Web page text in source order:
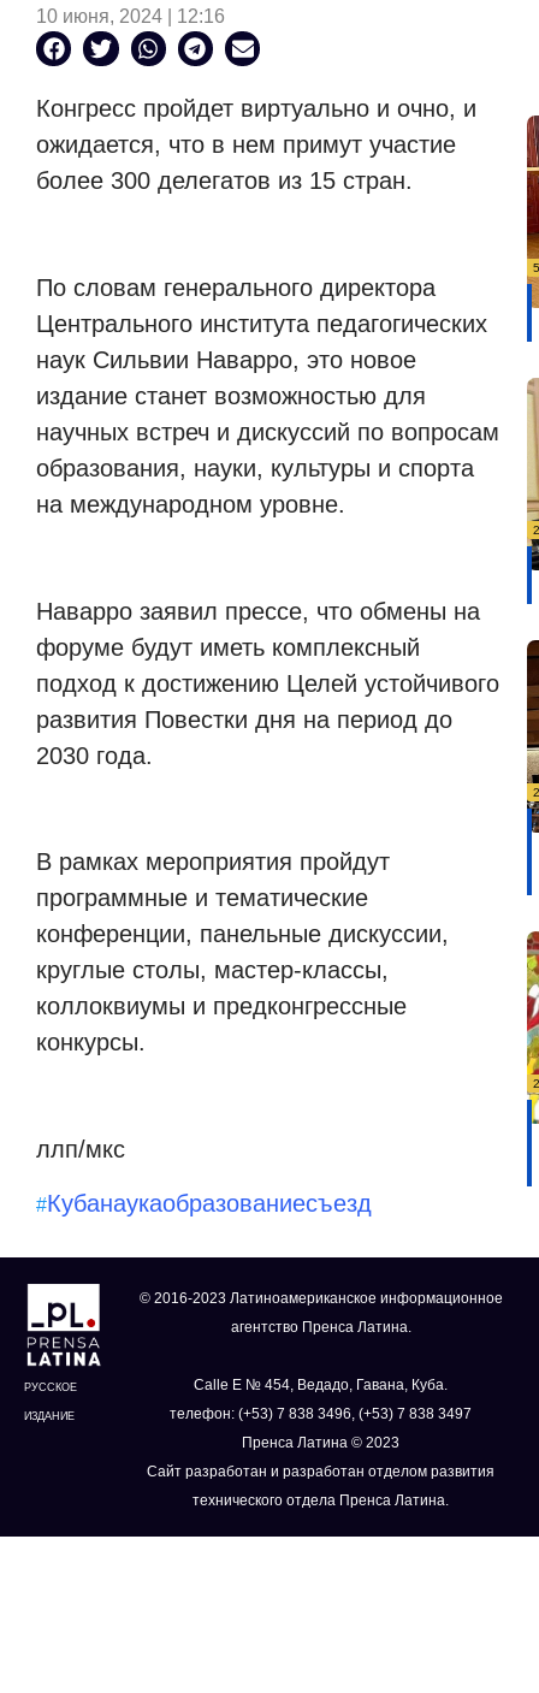
10 июня, 2024 | 12:16
Конгресс пройдет виртуально и очно, и
ожидается, что в нем примут участие
более 300 делегатов из 15 стран.
По словам генерального директора
Центрального института педагогических
наук Сильвии Наварро, это новое
издание станет возможностью для
научных встреч и дискуссий по вопросам
образования, науки, культуры и спорта
на международном уровне.
Наварро заявил прессе, что обмены на
форуме будут иметь комплексный
подход к достижению Целей устойчивого
развития Повестки дня на период до
2030 года.
В рамках мероприятия пройдут
программные и тематические
конференции, панельные дискуссии,
круглые столы, мастер-классы,
коллоквиумы и предконгрессные
конкурсы.
ллп/мкс
#Кубанаукаобразованиесъезд
РУССКОЕ
ИЗДАНИЕ
© 2016-2023 Латиноамериканское информационное
агентство Пренса Латина.
Calle E № 454, Ведадо, Гавана, Куба.
телефон: (+53) 7 838 3496, (+53) 7 838 3497
Пренса Латина © 2023
Сайт разработан и разработан отделом развития
технического отдела Пренса Латина.